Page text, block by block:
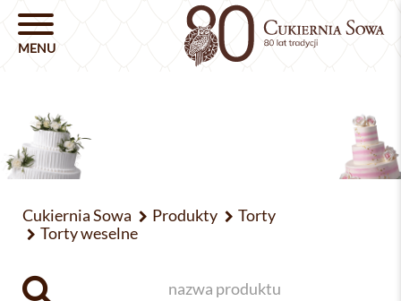
Cukiernia Sowa Produkty
Torty
Torty weselne